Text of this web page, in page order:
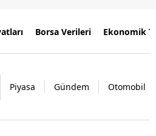
Borsa Verileri Ekonomik
Piyasa Gündem Otomobil